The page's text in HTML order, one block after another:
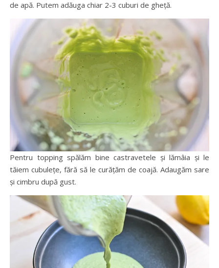
de apă. Putem adăuga chiar 2-3 cuburi de gheță.
Pentru topping spălăm bine castravetele și lămâia și le
tăiem cubulețe, fără să le curățăm de coajă. Adaugăm sare
și cimbru după gust.